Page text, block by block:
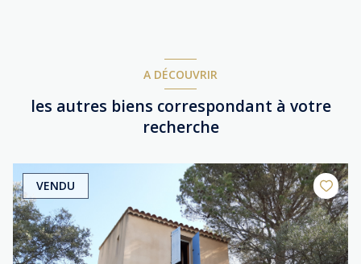
A DÉCOUVRIR
les autres biens correspondant à votre
recherche
VENDU